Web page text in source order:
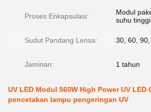
Proses Enkapsulasi:
Modul
suhu tinggi
Sudut Pandang Lensa: 30, 60,
Jaminan: 1 tahun
UV LED Modul 560W High Power UV LED
pencetakan lampu pengeringan UV